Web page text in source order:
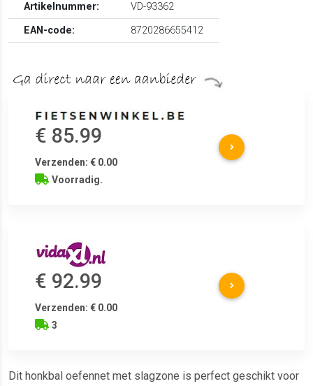
Artikelnummer:
VD-93362
EAN-code:
8720286655412
€ 85.99
Verzenden: € 0.00
Voorradig.
€ 92.99
Verzenden: € 0.00
3
Dit honkbal oefennet met slagzone is perfect geschikt voor